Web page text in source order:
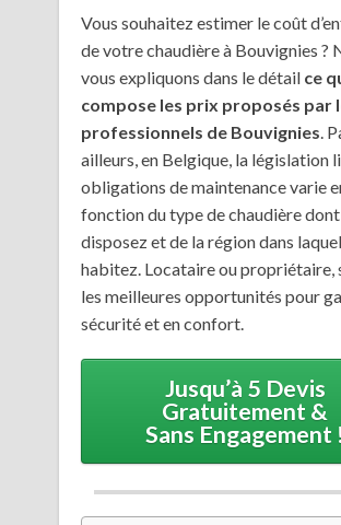
Vous souhaitez estimer le coût
de votre chaudière à Bouvignies ?
vous expliquons dans le détail ce
compose les prix proposés par
professionnels de Bouvignies.
ailleurs, en Belgique, la législation
obligations de maintenance varie
fonction du type de chaudière
disposez et de la région dans
habitez. Locataire ou propriétaire,
les meilleures opportunités pour
sécurité et en confort.
Jusqu’à 5 Devis
Gratuitement &
Sans Engagement !